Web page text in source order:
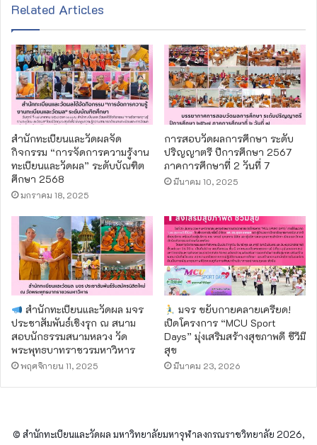
Related Articles
สำนักทะเบียนและวัดผลจัด
กิจกรรม “การจัดการความรู้งาน
ทะเบียนและวัดผล” ระดับบัณฑิต
ศึกษา 2568
มกราคม 18, 2025
การสอบวัดผลการศึกษา ระดับ
ปริญญาตรี ปีการศึกษา 2567
ภาคการศึกษาที่ 2 วันที่ 7
มีนาคม 10, 2025
สำนักทะเบียนและวัดผล มจร
ประชาสัมพันธ์เชิงรุก ณ สนาม
สอบนักธรรมสนามหลวง วัด
พระพุทธบาทราชวรมหาวิหาร
พฤศจิกายน 11, 2025
มจร ขยับกายคลายเครียด!
เปิดโครงการ “MCU Sport
Days” มุ่งเสริมสร้างสุขภาพดี ชีวีมี
สุข
มีนาคม 23, 2026
© สำนักทะเบียนและวัดผล มหาวิทยาลัยมหาจุฬาลงกรณราชวิทยาลัย 2026,